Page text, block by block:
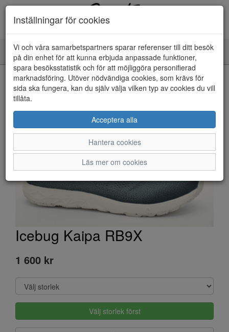
Toggle
navigation
HEM
Icebug Kaipa RB9X
1 600 kr
Välj storlek först
Inställningar för cookies
Vi och våra samarbetspartners sparar referenser till ditt besök
på din enhet för att kunna erbjuda anpassade funktioner,
spara besöksstatistik och för att möjliggöra personifierad
marknadsföring. Utöver nödvändiga cookies, som krävs för
sida ska fungera, kan du själv välja vilken typ av cookies du vill
tillåta.
Acceptera alla
Hantera cookies
Läs mer om cookies